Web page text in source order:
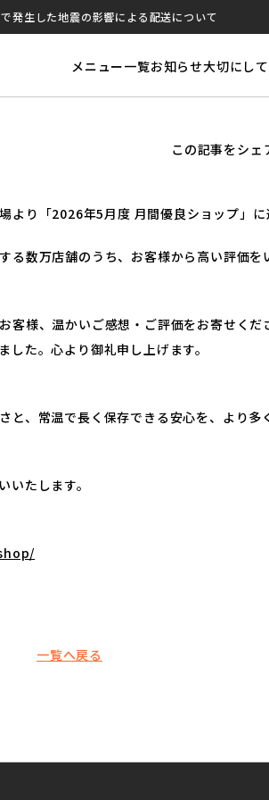
で発生した地震の影響による配送について
メニュー一覧お知らせ大切にし
この記事をシェ
より「2026年5月度 月間優良ショップ」に
る数万店舗のうち、お客様から高い評価
客様、温かいご感想・ご評価をお寄せくだ
た。心より御礼申し上げます。
と、常温で長く保存できる安心を、より多
いたします。
一覧へ戻る